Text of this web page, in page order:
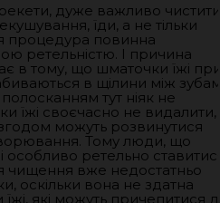
дуже важливо чистити
їди, а не тільки
процедура повинна
ретельністю. І причина
в тому, що шматочки їжі
в щілини між
тут ніяк не
їжі своєчасно не видалити,
можуть розвинутися
Тому люди, що
особливо ретельно
чищення вже недостатньо
оскільки вона не здатна
які можуть причепитися